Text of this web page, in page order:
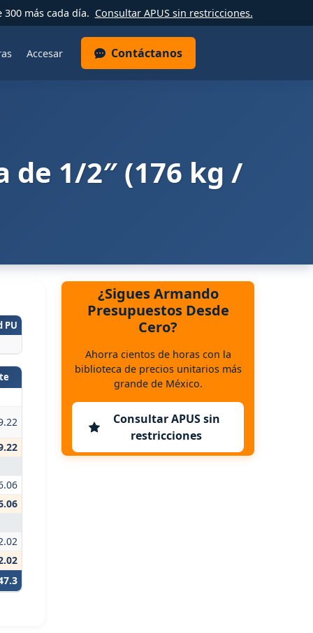
más cada día. Consultar APUS sin restricciones.
Accesar Contáctanos
1/2″ (176 kg /
PU
¿Sigues Armando
Presupuestos Desde
Cero?
Ahorra cientos de horas con la
biblioteca de precios unitarios más
grande de México.
Consultar APUS sin
restricciones